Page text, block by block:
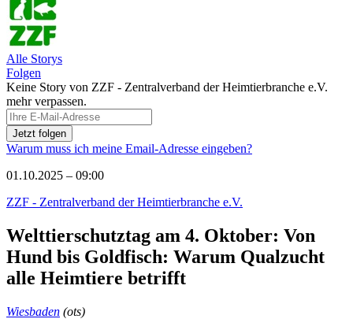
Alle Storys
Folgen
Keine Story von ZZF - Zentralverband der Heimtierbranche e.V.
mehr verpassen.
Warum muss ich meine Email-Adresse eingeben?
01.10.2025 – 09:00
ZZF - Zentralverband der Heimtierbranche e.V.
Welttierschutztag am 4. Oktober: Von
Hund bis Goldfisch: Warum Qualzucht
alle Heimtiere betrifft
Wiesbaden (ots)